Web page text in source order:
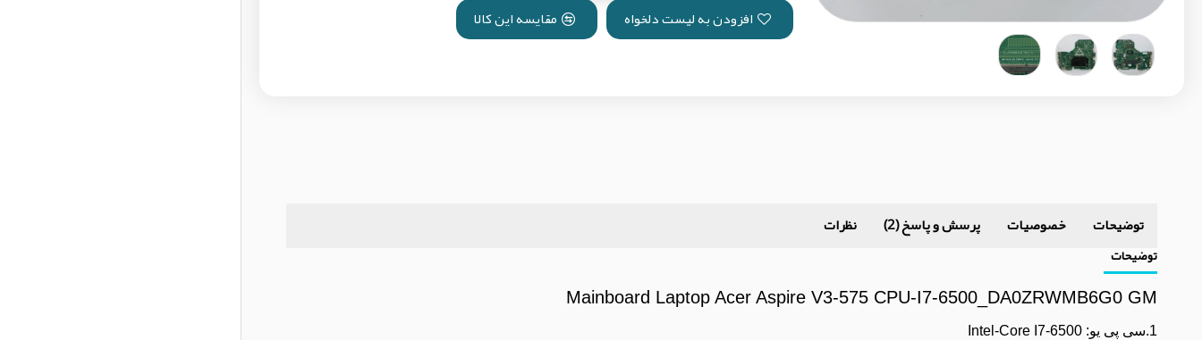
افزودن به لیست دلخواه مقایسه این کالا
توضیحات خصوصیات پرسش و پاسخ (2) نظرات
توضیحات
Mainboard Laptop Acer Aspire V3-575 CPU-I7-6500_DA0ZRWMB6G0 GM
1.سی پی یو: Intel-Core I7-6500